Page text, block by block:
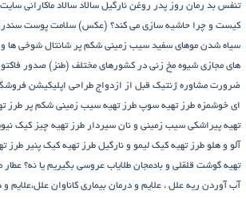
تنفس بد رمان روز پدر روغن نارگیل سالاد سالاد ماکارانی سایت
کیست و چرا حاشیه سازی می کند؟ (عکس) سلامت پوست
سیاه شدن موهای سفید سیب زمینی شکم پر شانتال شوخی ها و
های مجازی شیوه مخ زنی در کشورهای مختلف (طنز) صدور
ضرورت مشاوره ژنتیک قبل از ازدواج طراحی اپلیکیشن
ای خوشمزه طرز تهیه سوپ طرز تهیه سیب زمینی شکم پر طرز
تهیه پیراشكی سيب زمينی و نان سیردار طرز تهیه چیز کیک
آلو و هلو طرز تهیه کیک لیمو و نارگیل طرز تهیه کیک پنیر طرز
تهیه گوشت قلقلی و بادمجان طلایاب عروسی بگیریم یا نه؟ عطار
آب آوردن ریه علل ، علایم و درمان بیماری کاناوان علل،علایم